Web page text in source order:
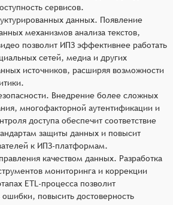
сервисов.
данных. Появление
механизмов анализа текстов,
позволит ИПЗ эффективнее работать
сетей, медиа и других
источников, расширяя возможности
Внедрение более сложных
многофакторной аутентификации и
доступа обеспечит соответствие
защиты данных и повысит
к ИПЗ-платформам.
качеством данных. Разработка
мониторинга и коррекции
ETL-процесса позволит
повысить достоверность